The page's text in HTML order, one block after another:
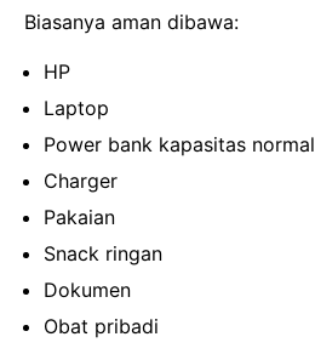
Biasanya aman dibawa:
HP
Laptop
Power bank kapasitas normal
Charger
Pakaian
Snack ringan
Dokumen
Obat pribadi